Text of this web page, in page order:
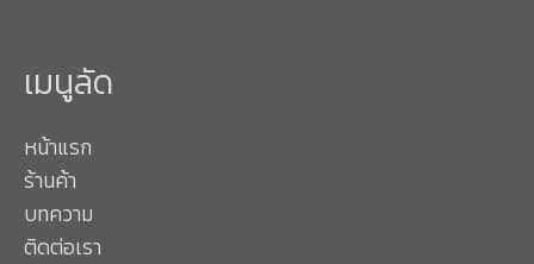
เมนูลัด
หน้าแรก
ร้านค้า
บทความ
ติดต่อเรา